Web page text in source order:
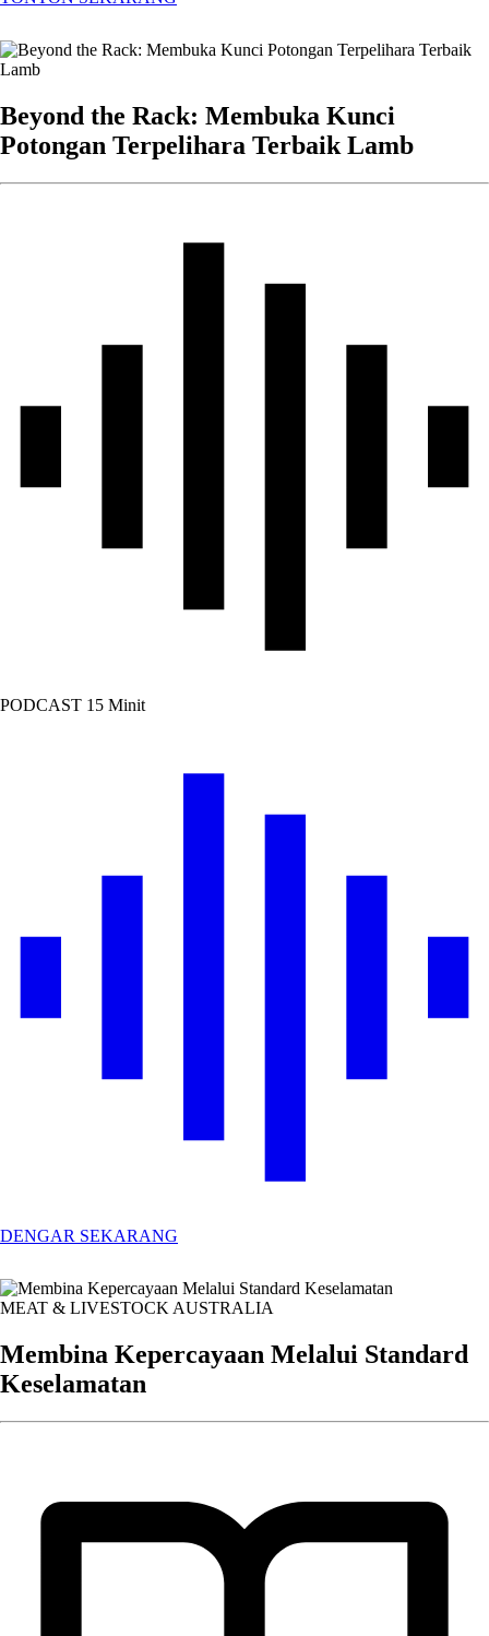
Beyond the Rack: Membuka Kunci
Potongan Terpelihara Terbaik Lamb
PODCAST 15 Minit
DENGAR SEKARANG
MEAT & LIVESTOCK AUSTRALIA
Membina Kepercayaan Melalui Standard
Keselamatan